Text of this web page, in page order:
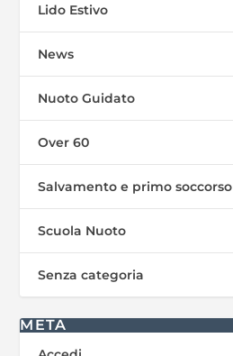
Lido Estivo
News
Nuoto Guidato
Over 60
Salvamento e primo soccorso
Scuola Nuoto
Senza categoria
META